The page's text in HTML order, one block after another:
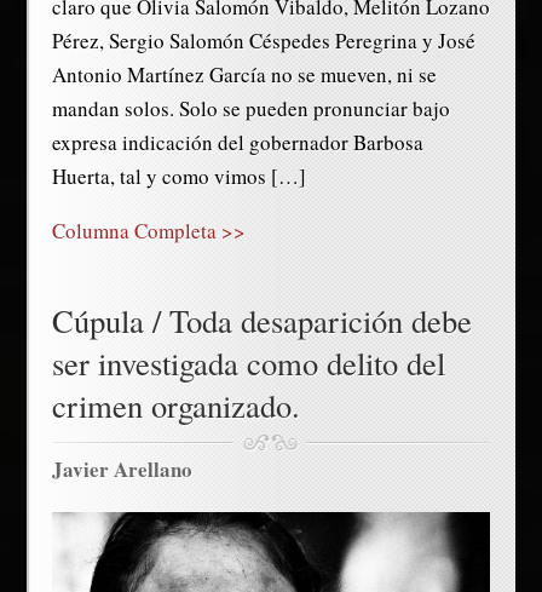
claro que Olivia Salomón Vibaldo, Melitón Lozano
Pérez, Sergio Salomón Céspedes Peregrina y José
Antonio Martínez García no se mueven, ni se
mandan solos. Solo se pueden pronunciar bajo
expresa indicación del gobernador Barbosa
Huerta, tal y como vimos […]
Columna Completa >>
Cúpula / Toda desaparición debe
ser investigada como delito del
crimen organizado.
Javier Arellano